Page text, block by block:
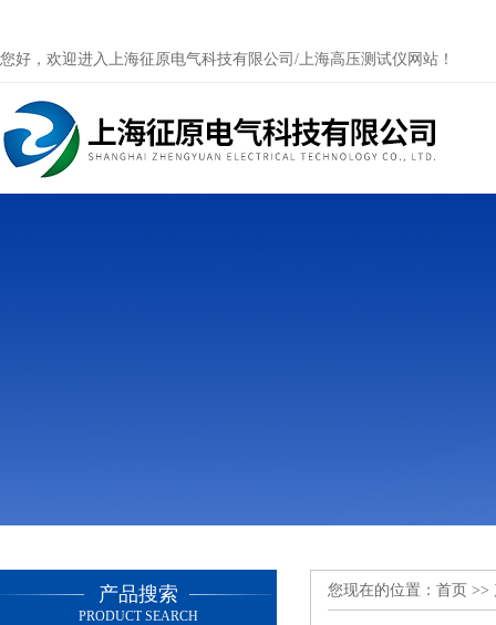
您好，欢迎进入上海征原电气科技有限公司/上海高压测试仪网站！
产品搜索
PRODUCT SEARCH
您现在的位置： 首页 >>